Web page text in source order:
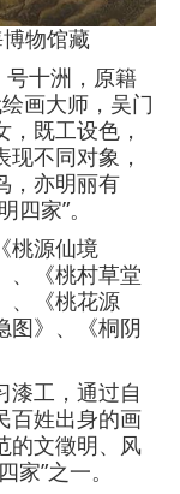
物馆藏
十洲，原籍
画大师，吴门
既工设色，
不同对象，
，亦明丽有
家”。
源仙境
、《桃村草堂
、《桃花源
图》、《桐阴
工，通过自
百姓出身的画
的文徵明、风
”之一。